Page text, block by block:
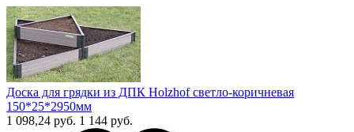
Доска для грядки из ДПК Holzhof светло-коричневая
150*25*2950мм
1 098,24 руб. 1 144 руб.